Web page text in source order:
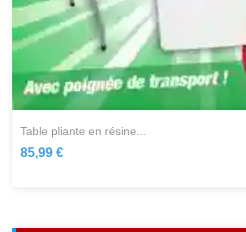
table pliante en résine...
85,99 €